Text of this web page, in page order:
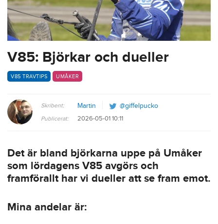
V85: Björkar och dueller
V85 TRAVTIPS UMÅKER
Skribent: Martin @giffelpucko
Publicerat: 2026-05-01 10:11
Det är bland björkarna uppe på Umåker
som lördagens V85 avgörs och
framförallt har vi dueller att se fram emot.
Mina andelar är: